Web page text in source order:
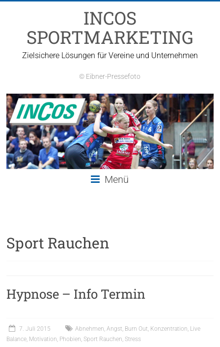
INCOS
SPORTMARKETING
Zielsichere Lösungen für Vereine und Unternehmen
© Eibner-Pressefoto
Menü
Sport Rauchen
Hypnose – Info Termin
7. Juli 2015 Abnehmen,Angst, Burn Out, Konzentration, Live
Balance, Motivation, Phobien,Sport Rauchen,Stress